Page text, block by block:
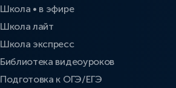
Школа • в эфире
Школа лайт
Школа экспресс
Библиотека видеоуроков
Подготовка к ОГЭ/ЕГЭ